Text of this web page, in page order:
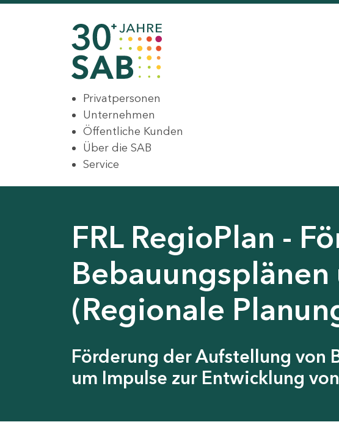
Privatpersonen
Unternehmen
Öffentliche Kunden
Über die SAB
Service
FRL RegioPlan -
(Regionale
Förderung der Aufstellung von
um Impulse zur Entwicklung